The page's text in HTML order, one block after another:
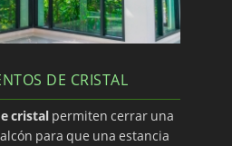
DE CRISTAL
cristalpermiten cerrar una
para que una estancia